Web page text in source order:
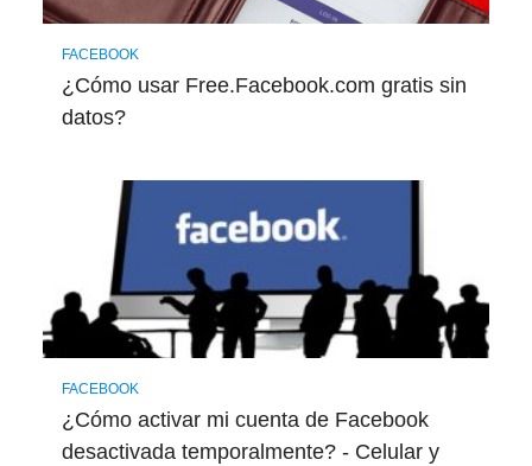
FACEBOOK
¿Cómo usar Free.Facebook.com gratis sin
datos?
FACEBOOK
¿Cómo activar mi cuenta de Facebook
desactivada temporalmente? - Celular y